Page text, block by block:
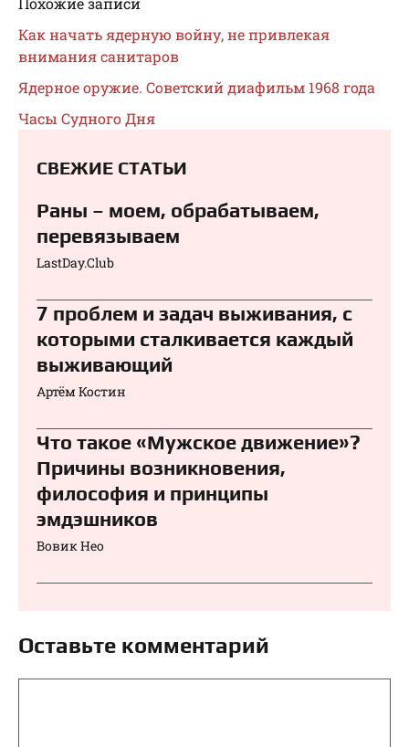
Как начать ядерную войну, не привлекая
внимания санитаров
Ядерное оружие. Советский диафильм 1968 года
Часы Судного Дня
СВЕЖИЕ СТАТЬИ
Раны – моем, обрабатываем,
перевязываем⁠⁠
LastDay.Club
7 проблем и задач выживания, с
которыми сталкивается каждый
выживающий
Артём Костин
Что такое «Мужское движение»?
Причины возникновения,
философия и принципы
эмдэшников
Вовик Нео
Оставьте комментарий